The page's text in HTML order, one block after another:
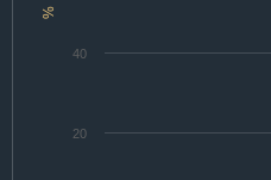
%
20
40